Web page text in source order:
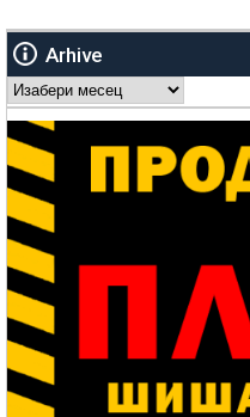
Arhive
Arhive